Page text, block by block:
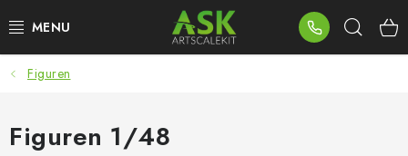
Inhalt
BLOG
SUMMER DAYS
Figuren
Figuren 1/48